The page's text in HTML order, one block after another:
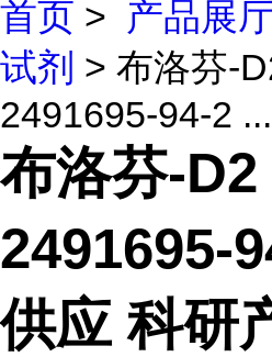
首页 > 产品展
试剂 > 布洛芬-
2491695-94-2 ...
布洛芬-
2491695-
供应 科研